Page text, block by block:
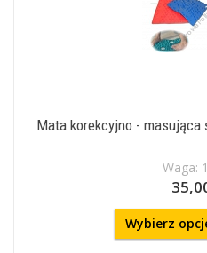
Mata korekcyjno -
Waga:
Wybierz